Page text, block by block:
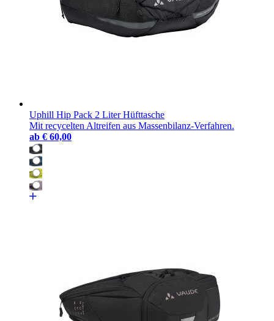
Uphill Hip Pack 2 Liter Hüfttasche
Mit recycelten Altreifen aus Massenbilanz-Verfahren.
ab € 60,00